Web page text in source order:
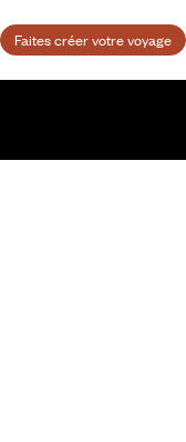
Faites créer votre voyage